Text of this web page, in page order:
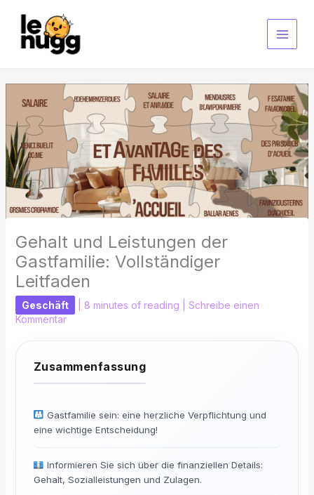
springen
Gehalt und Leistungen der
Gastfamilie: Vollständiger
Leitfaden
Geschäft 8 minutes of reading
Schreibe einen
Kommentar
Gastfamilie sein: eine herzliche Verpflichtung und
eine wichtige Entscheidung!
Informieren Sie sich über die finanziellen Details:
Gehalt, Sozialleistungen und Zulagen.